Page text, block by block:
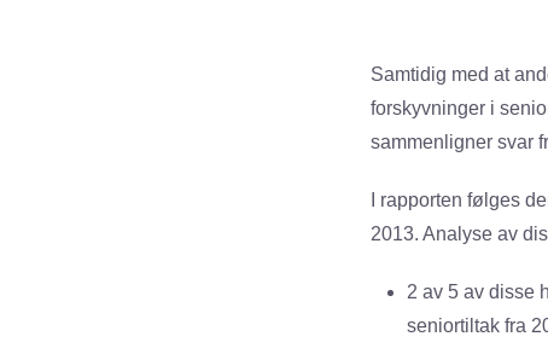
Samtidig med at
forskyvninger i
sammenligner svar
I rapporten følges
2013. Analyse av
2 av 5 av disse
seniortiltak fra